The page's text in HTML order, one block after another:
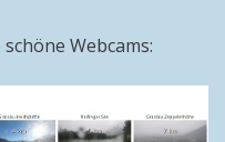
Webcams: